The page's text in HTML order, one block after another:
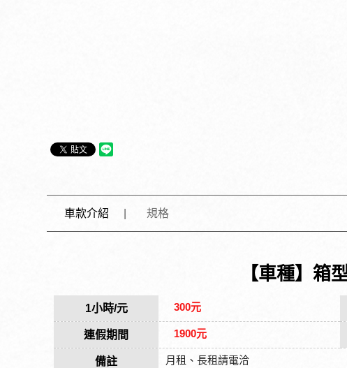
車款介紹 規格
【車種】箱
1小時/元 300元
連假期間 1900元
備註 月租、長租請電洽